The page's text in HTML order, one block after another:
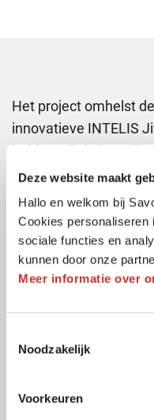
Deze website maakt
Hallo en welkom bij
Cookies personaliseren
sociale functies en
kunnen door onze
Meer informatie over
Noodzakelijk
Voorkeuren
Het project omhelst
innovatieve INTELIS
hebben als
de doos automatisch
formaat van de doos
inhoud. Dit levert een
de leverkwaliteit en
Distribution haar